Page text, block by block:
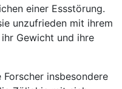
einer Essstörung.
unzufrieden mit ihrem
Gewicht und ihre
insbesondere